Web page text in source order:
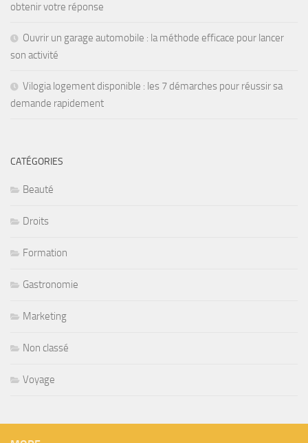
obtenir votre réponse
Ouvrir un garage automobile : la méthode efficace pour lancer
son activité
Vilogia logement disponible : les 7 démarches pour réussir sa
demande rapidement
CATÉGORIES
Beauté
Droits
Formation
Gastronomie
Marketing
Non classé
Voyage